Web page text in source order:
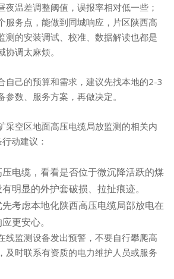
夜温差调整阈值，误报率相对低一些；
服务点，能做到同城响应，片区陕西高
测的安装调试、校准、数据解读也都是
调太麻烦。
自己的预算和需求，建议先找本地的2-3
数、服务方案，再做决定。
采空区地面高压电缆局放监测的相关内
动建议：
电缆，看看是否位于微沉降活跃的煤
明显的外护套破损、拉扯痕迹。
考虑本地化陕西高压电缆局部放电在
更安心。
线监测设备发出预警，不要自行攀爬高
及时联系有资质的电力维护人员或服务